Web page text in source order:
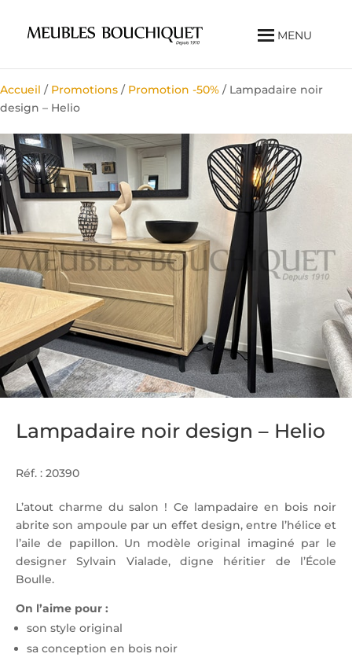
MENU
Accueil / Promotions / Promotion -50% / Lampadaire noir
design – Helio
Lampadaire noir design – Helio
Réf. : 20390
L’atout charme du salon ! Ce lampadaire en bois noir
abrite son ampoule par un effet design, entre l’hélice et
l’aile de papillon. Un modèle original imaginé par le
designer Sylvain Vialade, digne héritier de l’École
Boulle.
On l’aime pour :
son style original
sa conception en bois noir